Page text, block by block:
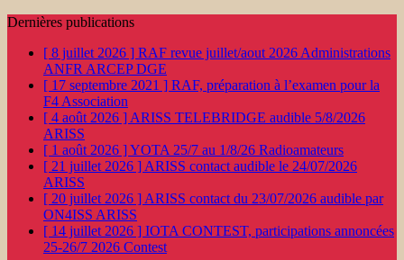
Dernières publications
[ 8 juillet 2026 ] RAF revue juillet/aout 2026 Administrations
ANFR ARCEP DGE
[ 17 septembre 2021 ] RAF, préparation à l’examen pour la
F4 Association
[ 4 août 2026 ] ARISS TELEBRIDGE audible 5/8/2026
ARISS
[ 1 août 2026 ]YOTA 25/7 au 1/8/26 Radioamateurs
[ 21 juillet 2026 ] ARISS contact audible le 24/07/2026
ARISS
[ 20 juillet 2026 ] ARISS contact du 23/07/2026 audible par
ON4ISS ARISS
[ 14 juillet 2026 ] IOTA CONTEST, participations annoncées
25-26/7 2026 Contest